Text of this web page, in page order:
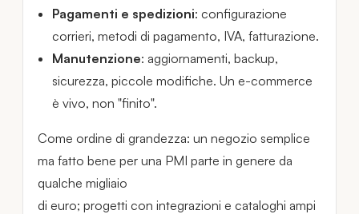
Pagamenti e spedizioni: configurazione
corrieri, metodi di pagamento, IVA, fatturazione.
Manutenzione: aggiornamenti, backup,
sicurezza, piccole modifiche. Un e-commerce
è vivo, non "finito".
Come ordine di grandezza: un negozio semplice
ma fatto bene per una PMI parte in genere da
qualche migliaio
di euro; progetti con integrazioni e cataloghi ampi